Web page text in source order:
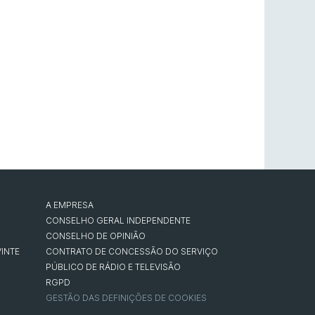
A EMPRESA
CONSELHO GERAL INDEPENDENTE
CONSELHO DE OPINIÃO
CONTRATO DE CONCESSÃO DO SERVIÇO
PÚBLICO DE RÁDIO E TELEVISÃO
RGPD
GESTÃO DAS DEFINIÇÕES DE COOKIES